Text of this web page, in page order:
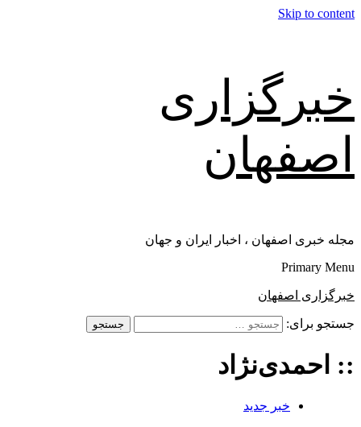
Skip to content
خبرگزاری
اصفهان
مجله خبری اصفهان ، اخبار ایران و جهان
Primary Menu
خبرگزاری اصفهان
جستجو برای:
:: احمدی‌نژاد
خبر جدید